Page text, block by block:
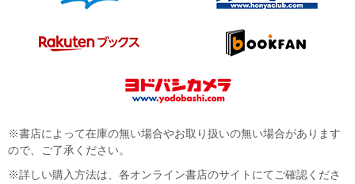
※書店によって在庫の無い場合やお取り扱いの無い場合があります
ので、ご了承ください。
※詳しい購入方法は、各オンライン書店のサイトにてご確認くださ